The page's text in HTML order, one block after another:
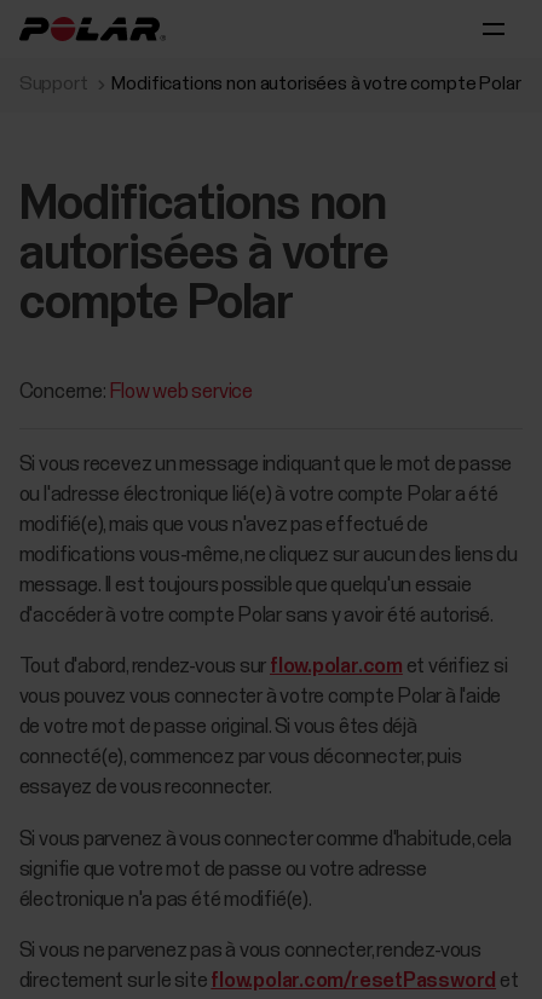
Support Modifications non autorisées à votre compte Polar
Modifications non
autorisées à votre
compte Polar
Concerne: Flow web service
Si vous recevez un message indiquant que le mot de passe
ou l'adresse électronique lié(e) à votre compte Polar a été
modifié(e), mais que vous n'avez pas effectué de
modifications vous-même, ne cliquez sur aucun des liens du
message. Il est toujours possible que quelqu'un essaie
d'accéder à votre compte Polar sans y avoir été autorisé.
Tout d'abord, rendez-vous sur flow.polar.com et vérifiez si
vous pouvez vous connecter à votre compte Polar à l'aide
de votre mot de passe original. Si vous êtes déjà
connecté(e), commencez par vous déconnecter, puis
essayez de vous reconnecter.
Si vous parvenez à vous connecter comme d'habitude, cela
signifie que votre mot de passe ou votre adresse
électronique n'a pas été modifié(e).
Si vous ne parvenez pas à vous connecter, rendez-vous
directement sur le site flow.polar.com/resetPassword et